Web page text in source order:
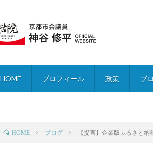
HOME プロフィール 政策 ブ
HOME ブログ 【提言】企業版ふるさと